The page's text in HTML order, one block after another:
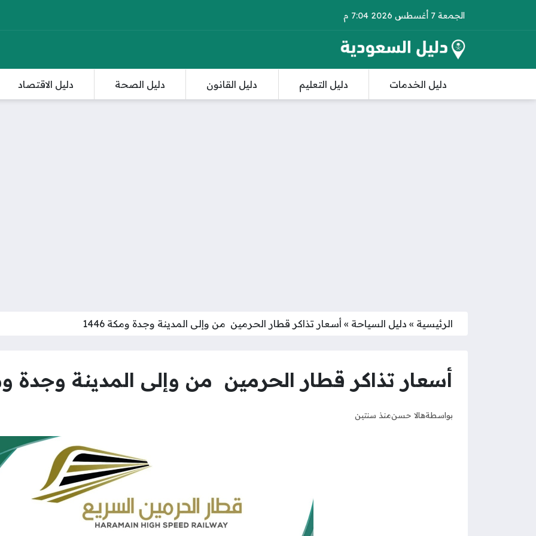
الجمعة 7 أغسطس 2026 7:04 م
دليل الخدمات دليل التعليم دليل القانون دليل الصحة دليل الاقتصاد
الرئيسية » دليل السياحة »أسعار تذاكر قطار الحرمين من وإلى المدينة وجدة ومكة 1446
أسعار تذاكر قطار الحرمين من وإلى المدينة وجدة
بواسطةهالا حسنمنذ سنتين